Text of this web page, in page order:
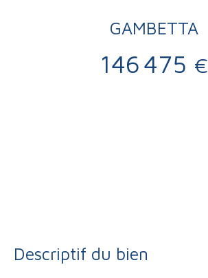
GAMBETTA
146 475 €
Descriptif du bien